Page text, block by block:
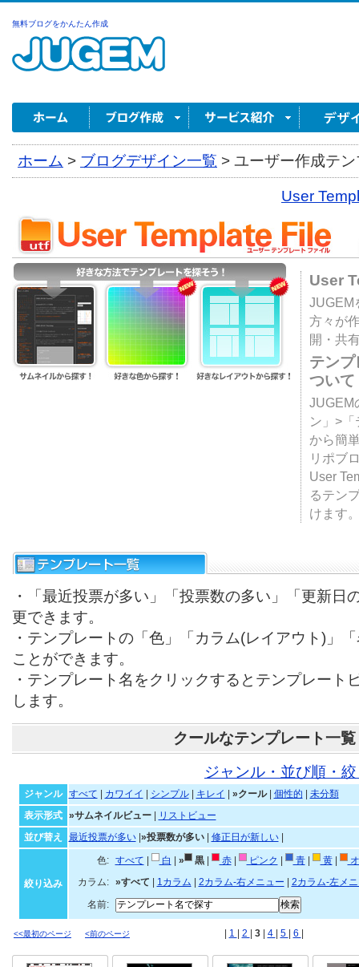
無料ブログをかんたん作成
ホーム > ブログデザイン一覧 > ユーザー作成テ
User
User
JUGEM
方々が
開・共
テン
ついて
JUGEM
ン」>
から簡
リポブ
User
るテン
けます
・「最近投票が多い」「投票数の多い」「更新日
更できます。
・テンプレートの「色」「カラム(レイアウト)」
ことができます。
・テンプレート名をクリックするとテンプレート
します。
クールなテンプレート一覧
ジャンル・並び順・
ジャンル すべて カワイイ シンプル| キレイ »クール| 個性的
未分類
表示形式
»サムネイルビュー|
リストビュー
並び替え
最近投票が多い| »投票数が多い| 修正日が新しい|
絞り込み
色: すべて 白 » 黒| 赤| ピンク 青| 黄|
カラム:
»すべて 1カラム 2カラム-右メニュー
2カラム-左メ
名前:
<<最初のページ <前のページ 1 2 3 4 5 6